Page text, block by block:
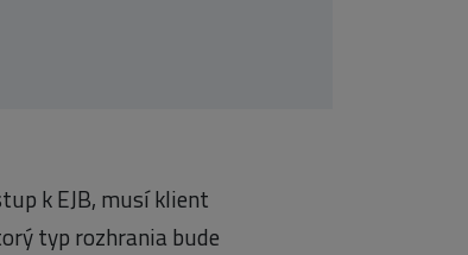
k EJB, musí klient
typ rozhrania bude